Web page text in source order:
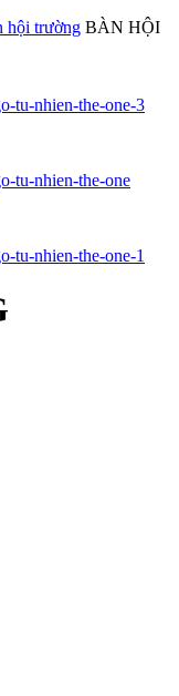
hội trường BÀN HỘI
tu-nhien-the-one-3
tu-nhien-the-one
tu-nhien-the-one-1